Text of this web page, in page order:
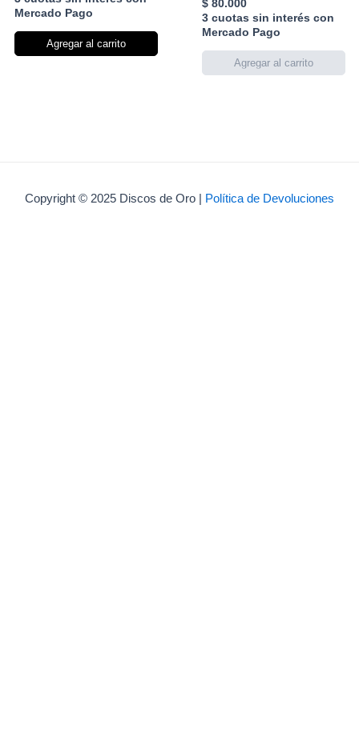
Mercado Pago
Agregar al carrito
$80.000
3 cuotas sin interés con
Mercado Pago
Copyright © 2025 Discos de Oro | Política de Devoluciones